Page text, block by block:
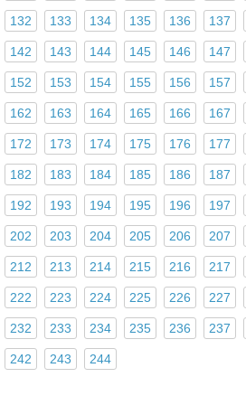
132 133 134 135 136 137
142 143 144 145 146 147
152 153 154 155 156 157
162 163 164 165 166 167
172 173 174 175 176 177
182 183 184 185 186 187
192 193 194 195 196 197
202 203 204 205 206 207
212 213 214 215 216 217
222 223 224 225 226 227
232 233 234 235 236 237
242 243 244